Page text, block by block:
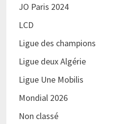
JO Paris 2024
LCD
Ligue des champions
Ligue deux Algérie
Ligue Une Mobilis
Mondial 2026
Non classé